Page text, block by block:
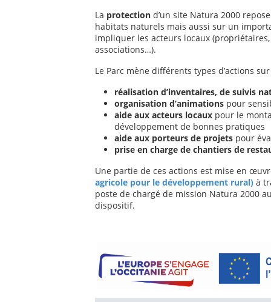
La protection d’un site Natura 2000
habitats naturels mais aussi sur un
impliquer les acteurs locaux
associations…).
Le Parc mène différents types d’actions
réalisation d’inventaires, de suivis
organisation d’animations pour
aide aux acteurs locaux pour le
développement de bonnes pratiques
aide aux porteurs de projets pour
prise en charge de chantiers de
Une partie de ces actions est mise en
agricole pour le développement rural) à
poste de chargé de mission Natura 2000
dispositif.